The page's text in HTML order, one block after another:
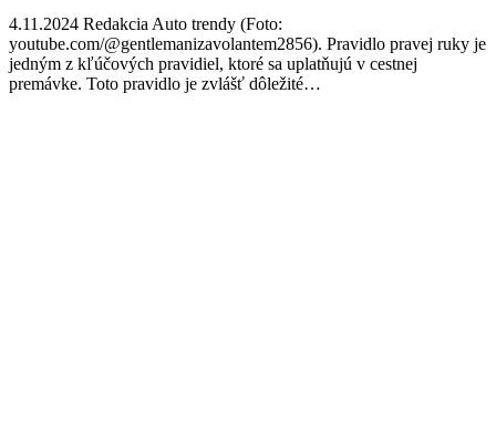
4.11.2024 Redakcia Auto trendy (Foto:
youtube.com/@gentlemanizavolantem2856). Pravidlo pravej ruky je
jedným z kľúčových pravidiel, ktoré sa uplatňujú v cestnej
premávke. Toto pravidlo je zvlášť dôležité…